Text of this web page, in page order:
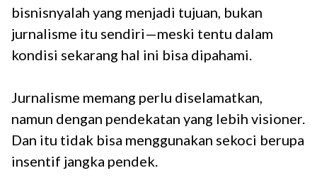
bisnisnyalah yang menjadi tujuan, bukan
jurnalisme itu sendiri—meski tentu dalam
kondisi sekarang hal ini bisa dipahami.
Jurnalisme memang perlu diselamatkan,
namun dengan pendekatan yang lebih visioner.
Dan itu tidak bisa menggunakan sekoci berupa
insentif jangka pendek.